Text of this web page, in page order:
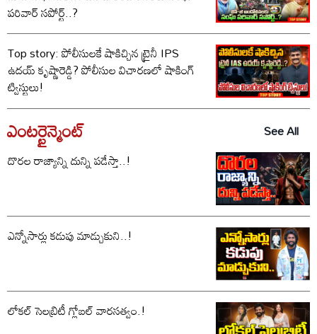
పరివార్ సపోర్ట్..?
Top story: పోలీసులకే షాకిచ్చిన ట్రైనీ IPS
ఉదయ్ కృష్ణారెడ్డి? పోలీసుల విచారణలో షాకింగ్
ట్విస్టులు!
ఎంటర్టైన్మెంట్
See All
దొరల రాజ్యాన్ని దున్ని పడేస్తా..!
ఎన్నోసార్లు కడుపు మాడ్చుకుని..!
లోకల్ సెలబ్రిటీ గ్లోబల్ వారసత్వం.!